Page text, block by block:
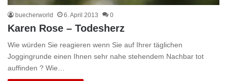
buecherworld 6. April 2013 0
Karen Rose – Todesherz
Wie würden Sie reagieren wenn Sie auf Ihrer täglichen
Joggingrunde einen Ihnen sehr nahe stehendem Nachbar tot
auffinden ? Wie…